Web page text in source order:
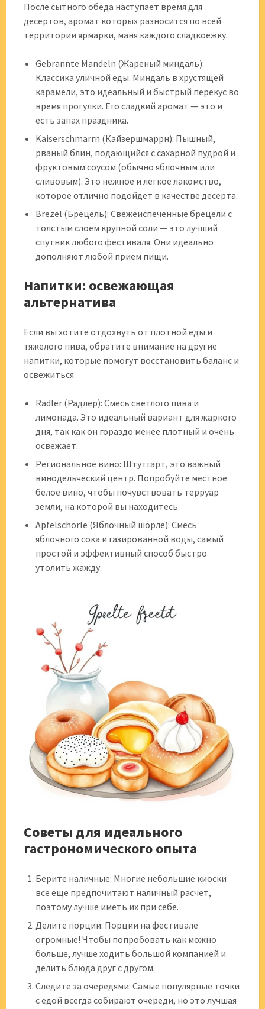
После сытного обеда наступает время для
десертов, аромат которых разносится по всей
территории ярмарки, маня каждого сладкоежку.
Gebrannte Mandeln (Жареный миндаль):
Классика уличной еды. Миндаль в хрустящей
карамели, это идеальный и быстрый перекус во
время прогулки. Его сладкий аромат — это и
есть запах праздника.
Kaiserschmarrn (Кайзершмаррн): Пышный,
рваный блин, подающийся с сахарной пудрой и
фруктовым соусом (обычно яблочным или
сливовым). Это нежное и легкое лакомство,
которое отлично подойдет в качестве десерта.
Brezel (Брецель): Свежеиспеченные брецели с
толстым слоем крупной соли — это лучший
спутник любого фестиваля. Они идеально
дополняют любой прием пищи.
Напитки: освежающая
альтернатива
Если вы хотите отдохнуть от плотной еды и
тяжелого пива, обратите внимание на другие
напитки, которые помогут восстановить баланс и
освежиться.
Radler (Радлер): Смесь светлого пива и
лимонада. Это идеальный вариант для жаркого
дня, так как он гораздо менее плотный и очень
освежает.
Региональное вино: Штутгарт, это важный
винодельческий центр. Попробуйте местное
белое вино, чтобы почувствовать терруар
земли, на которой вы находитесь.
Apfelschorle (Яблочный шорле): Смесь
яблочного сока и газированной воды, самый
простой и эффективный способ быстро
утолить жажду.
Советы для идеального
гастрономического опыта
Берите наличные: Многие небольшие киоски
все еще предпочитают наличный расчет,
поэтому лучше иметь их при себе.
Делите порции: Порции на фестивале
огромные! Чтобы попробовать как можно
больше, лучше ходить большой компанией и
делить блюда друг с другом.
Следите за очередями: Самые популярные точки
с едой всегда собирают очереди, но это лучшая